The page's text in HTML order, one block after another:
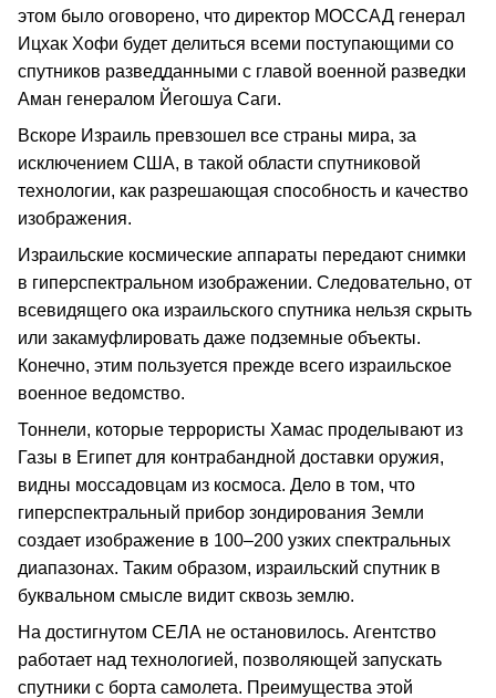
этом было оговорено, что директор МОССАД генерал
Ицхак Хофи будет делиться всеми поступающими со
спутников разведданными с главой военной разведки
Аман генералом Йегошуа Саги.
Вскоре Израиль превзошел все страны мира, за
исключением США, в такой области спутниковой
технологии, как разрешающая способность и качество
изображения.
Израильские космические аппараты передают снимки
в гиперспектральном изображении. Следовательно, от
всевидящего ока израильского спутника нельзя скрыть
или закамуфлировать даже подземные объекты.
Конечно, этим пользуется прежде всего израильское
военное ведомство.
Тоннели, которые террористы Хамас проделывают из
Газы в Египет для контрабандной доставки оружия,
видны моссадовцам из космоса. Дело в том, что
гиперспектральный прибор зондирования Земли
создает изображение в 100–200 узких спектральных
диапазонах. Таким образом, израильский спутник в
буквальном смысле видит сквозь землю.
На достигнутом СЕЛА не остановилось. Агентство
работает над технологией, позволяющей запускать
спутники с борта самолета. Преимущества этой